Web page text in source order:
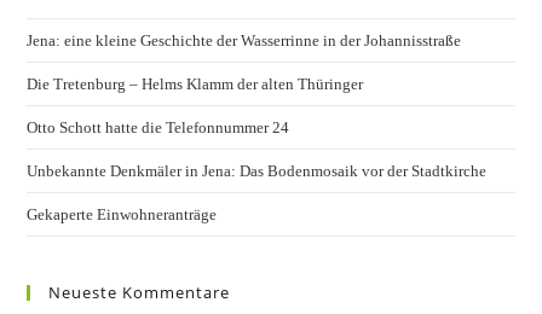
Jena: eine kleine Geschichte der Wasserrinne in der Johannisstraße
Die Tretenburg – Helms Klamm der alten Thüringer
Otto Schott hatte die Telefonnummer 24
Unbekannte Denkmäler in Jena: Das Bodenmosaik vor der Stadtkirche
Gekaperte Einwohneranträge
Neueste Kommentare